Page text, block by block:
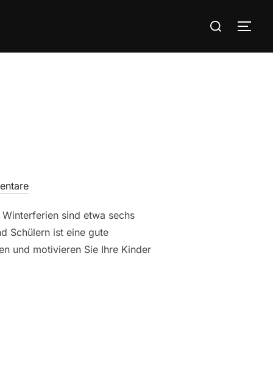
Suchen
sind etwa sechs
Schülern ist eine gute
und motivieren Sie Ihre Kinder